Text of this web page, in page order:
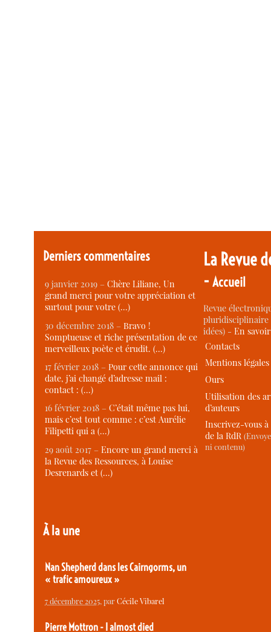
Derniers commentaires
9 janvier 2019 –Chère Liliane, Un
grand merci pour votre appréciation et
surtout pour votre (…)
30 décembre 2018 –Bravo !
Somptueuse et riche présentation de ce
merveilleux poète et érudit. (…)
17 février 2018 –Pour cette annonce qui
date, j’ai changé d’adresse mail :
contact : (…)
16 février 2018 –C’était même pas lui,
mais c’est tout comme : c’est Aurélie
Filipetti qui a (…)
29 août 2017 –Encore un grand merci à
la Revue des Ressources, à Louise
Desrenards et (…)
À la une
Nan Shepherd dans les Cairngorms, un
« trafic amoureux »
7 décembre 2025, parCécile Vibarel
Pierre Mottron - I almost died
La Revue
-Accueil
Revue
idées) -En
Contacts
Mentions légales
Ours
Utilisation des
d’auteurs
Inscrivez-vous
de la RdR
ni contenu)